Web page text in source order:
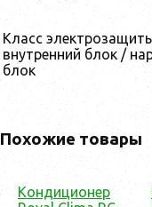
Класс
внутренний блок /
блок
Похожие товары
Кондиционер